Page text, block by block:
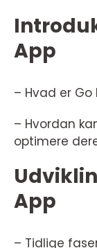
App
– Hvad er Go
– Hvordan
optimere
App
– Tidlige